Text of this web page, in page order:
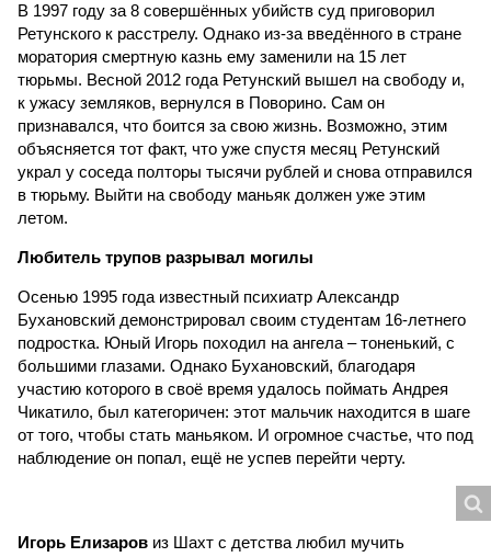
В 1997 году за 8 совершённых убийств суд приговорил
Ретунского к расстрелу. Однако из-за введённого в стране
моратория смертную казнь ему заменили на 15 лет
тюрьмы. Весной 2012 года Ретунский вышел на свободу и,
к ужасу земляков, вернулся в Поворино. Сам он
признавался, что боится за свою жизнь. Возможно, этим
объясняется тот факт, что уже спустя месяц Ретунский
украл у соседа полторы тысячи рублей и снова отправился
в тюрьму. Выйти на свободу маньяк должен уже этим
летом.
Любитель трупов разрывал могилы
Осенью 1995 года известный психиатр Александр
Бухановский демонстрировал своим студентам 16-летнего
подростка. Юный Игорь походил на ангела – тоненький, с
большими глазами. Однако Бухановский, благодаря
участию которого в своё время удалось поймать Андрея
Чикатило, был категоричен: этот мальчик находится в шаге
от того, чтобы стать маньяком. И огромное счастье, что под
наблюдение он попал, ещё не успев перейти черту.
Игорь Елизаров из Шахт с детства любил мучить